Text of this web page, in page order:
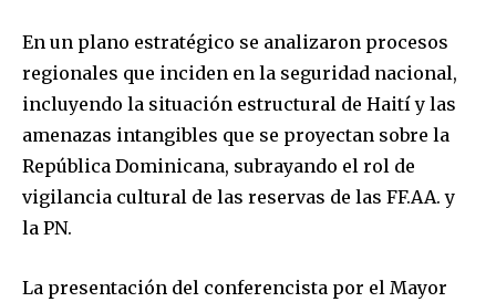
En un plano estratégico se analizaron procesos
regionales que inciden en la seguridad nacional,
incluyendo la situación estructural de Haití y las
amenazas intangibles que se proyectan sobre la
República Dominicana, subrayando el rol de
vigilancia cultural de las reservas de las FF.AA. y
la PN.
La presentación del conferencista por el Mayor